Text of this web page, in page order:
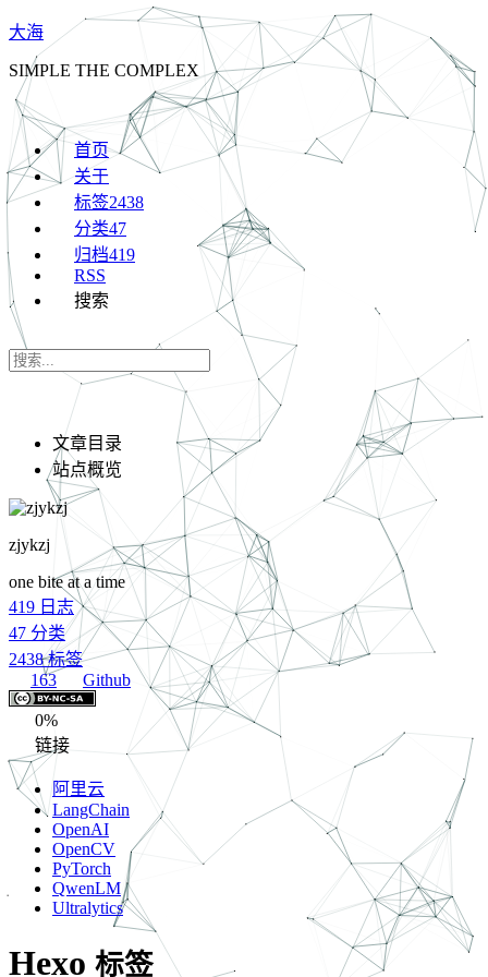
大海
SIMPLE THE COMPLEX
首页
关于
标签2438
分类47
归档419
RSS
搜索
文章目录
站点概览
zjykzj
one bite at a time
419 日志
47 分类
2438 标签
163
Github
0%
链接
阿里云
LangChain
OpenAI
OpenCV
PyTorch
QwenLM
Ultralytics
Hexo 标签